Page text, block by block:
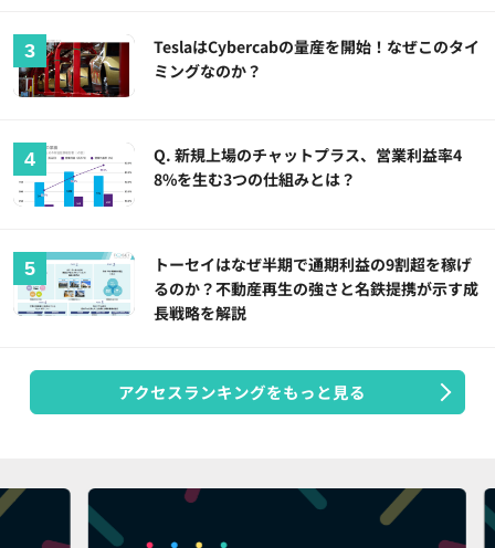
TeslaはCybercabの量産を開始！なぜこのタイ
ミングなのか？
Q. 新規上場のチャットプラス、営業利益率4
8%を生む3つの仕組みとは？
トーセイはなぜ半期で通期利益の9割超を稼げ
るのか？不動産再生の強さと名鉄提携が示す成
長戦略を解説
アクセスランキングをもっと見る